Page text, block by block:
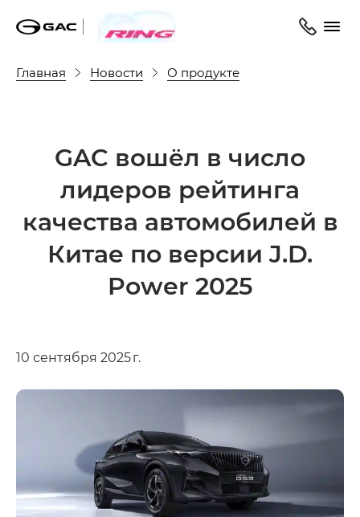
Главная Новости О продукте
GAC вошёл в число
лидеров рейтинга
качества автомобилей в
Китае по версии J.D.
Power 2025
10 сентября 2025 г.